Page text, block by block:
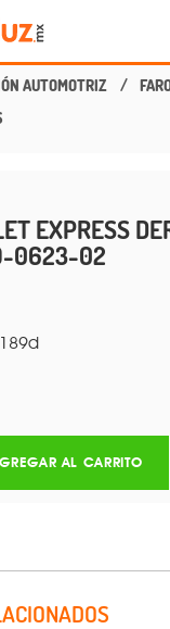
AUTOMOTRIZ
EXPRESS
0623-02
AL CARRITO